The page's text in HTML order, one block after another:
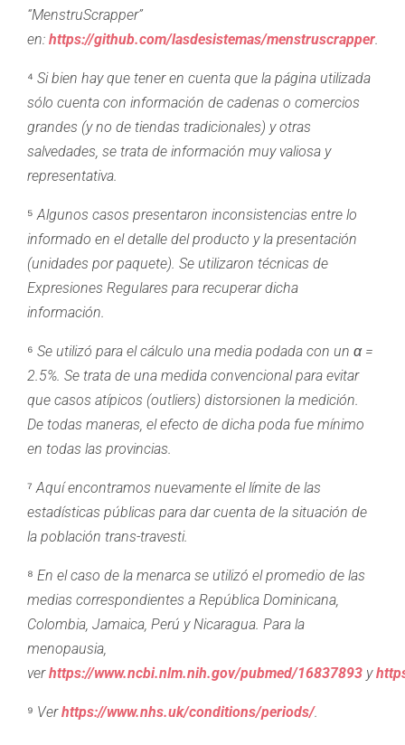
“MenstruScrapper”
en: https://github.com/lasdesistemas/menstruscrapper.
⁴ Si bien hay que tener en cuenta que la página utilizada
sólo cuenta con información de cadenas o comercios
grandes (y no de tiendas tradicionales) y otras
salvedades, se trata de información muy valiosa y
representativa.
⁵Algunos casos presentaron inconsistencias entre lo
informado en el detalle del producto y la presentación
(unidades por paquete). Se utilizaron técnicas de
Expresiones Regulares para recuperar dicha
información.
⁶ Se utilizó para el cálculo una media podada con un α =
2.5%. Se trata de una medida convencional para evitar
que casos atípicos (outliers) distorsionen la medición.
De todas maneras, el efecto de dicha poda fue mínimo
en todas las provincias.
⁷Aquí encontramos nuevamente el límite de las
estadísticas públicas para dar cuenta de la situación de
la población trans-travesti.
⁸ En el caso de la menarca se utilizó el promedio de las
medias correspondientes a República Dominicana,
Colombia, Jamaica, Perú y Nicaragua. Para la
menopausia,
ver https://www.ncbi.nlm.nih.gov/pubmed/16837893 y
⁹ Ver https://www.nhs.uk/conditions/periods/.